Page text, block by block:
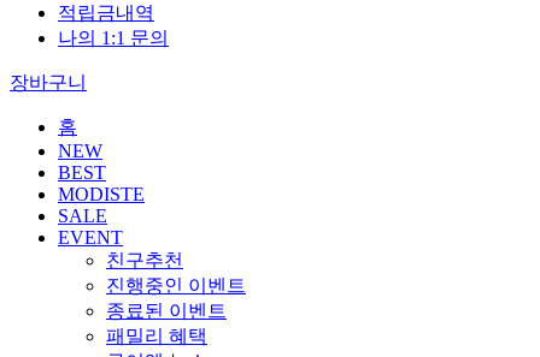
적립금내역
나의 1:1 문의
장바구니
홈
NEW
BEST
MODISTE
SALE
EVENT
친구추천
진행중인 이벤트
종료된 이벤트
패밀리 혜택